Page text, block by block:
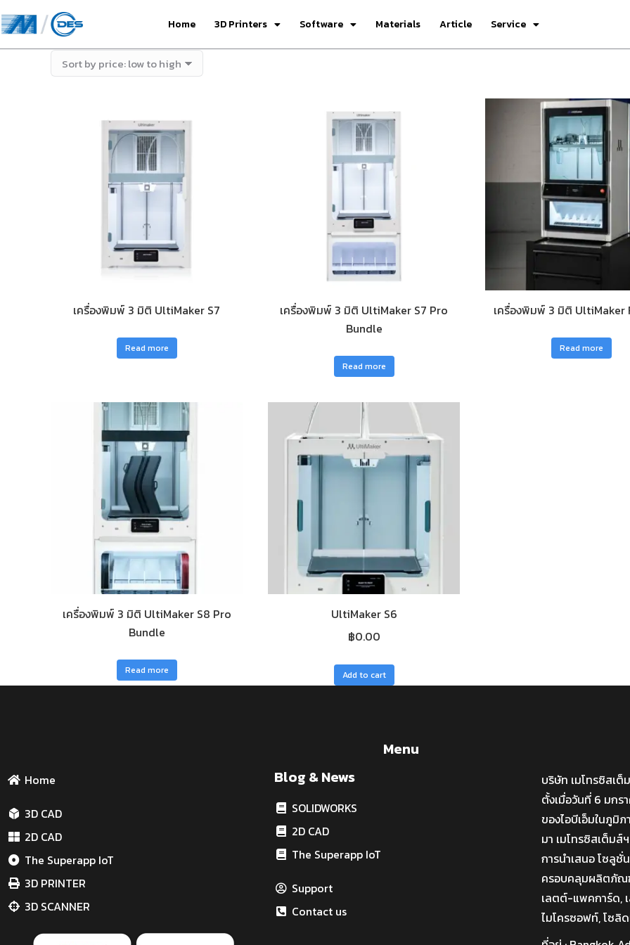
Home 3D Printers Software Materials Article Service
เครื่องพิมพ์ 3 มิติ UltiMaker S7
Read more
เครื่องพิมพ์ 3 มิติ UltiMaker S7 Pro
Bundle
Read more
เครื่องพิมพ์ 3 มิติ UltiMaker
Read more
เครื่องพิมพ์ 3 มิติ UltiMaker S8 Pro
Bundle
Read more
UltiMaker S6
฿0.00
Add to cart
Menu
Home
3D CAD
2D CAD
The Superapp IoT
3D PRINTER
3D SCANNER
Blog & News
SOLIDWORKS
2D CAD
The Superapp IoT
Support
Contact us
บริษัท เมโทรซิสเ
ตั้งเมื่อวันที่ 6 มกร
ของไอบีเอ็มในภูมิ
มา เมโทรซิสเต็ม
การนำเสนอ โซลูชั่
ครอบคลุมผลิตภัณฑ์
เลตต์-แพคการ์ด, เ
ไมโครซอฟท์, โซลิ